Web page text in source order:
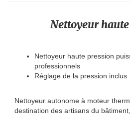
Nettoyeur
Nettoyeur haute pression
professionnels
Réglage de la pression inclus
Nettoyeur autonome à moteur
destination des artisans du